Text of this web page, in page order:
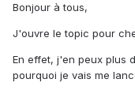
Bonjour à tous,
J'ouvre le topic pour
En effet, j'en peux plus
pourquoi je vais me